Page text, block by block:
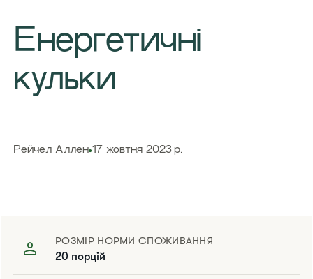
​Енергетичні
кульки
​Рейчел Аллен 17 жовтня 2023 р.
РОЗМІР НОРМИ СПОЖИВАННЯ
20 порцій